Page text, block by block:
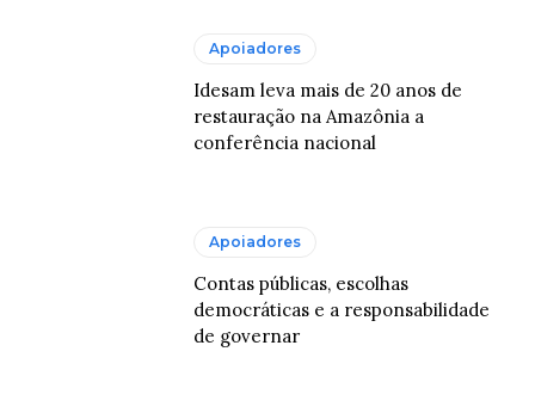
Apoiadores
Idesam leva mais de 20 anos de
restauração na Amazônia a
conferência nacional
Apoiadores
Contas públicas, escolhas
democráticas e a responsabilidade
de governar